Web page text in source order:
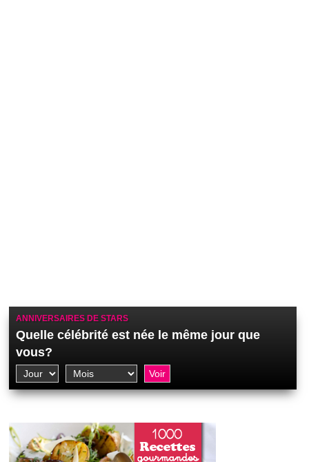
ANNIVERSAIRES DE STARS
Quelle célébrité est née le même jour que
vous?